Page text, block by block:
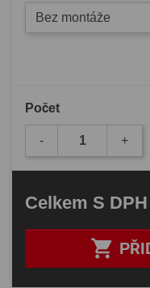
Bez montáže
Počet
- +

Celkem S